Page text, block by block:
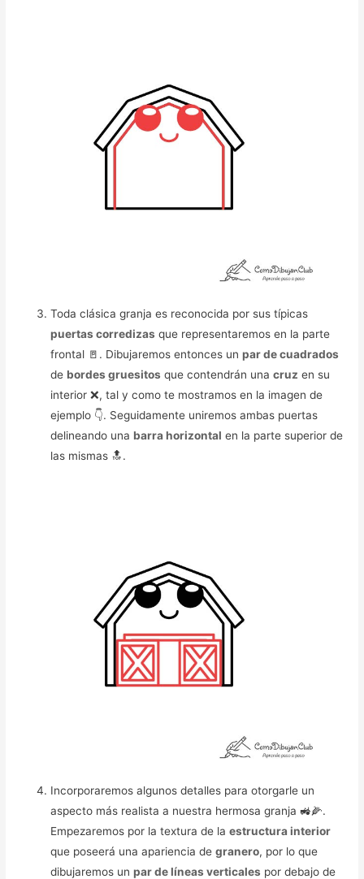
Toda clásica granja es reconocida por sus típicas
puertas corredizas que representaremos en la parte
frontal 🚪. Dibujaremos entonces unpar de cuadrados
de bordes gruesitos que contendrán unacruz en su
interior ❌, tal y como te mostramos en la imagen de
ejemplo 👇. Seguidamente uniremos ambas puertas
delineando una barra horizontal en la parte superior de
las mismas 🔝.
Incorporaremos algunos detalles para otorgarle un
aspecto más realista a nuestra hermosa granja 🚜🌽.
Empezaremos por la textura de laestructura interior
que poseerá una apariencia degranero, por lo que
dibujaremos unpar de líneas verticales por debajo de